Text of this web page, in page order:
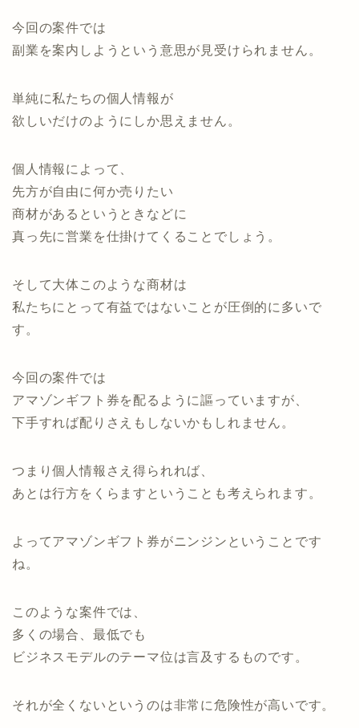
今回の案件では
副業を案内しようという意思が見受けられません。
単純に私たちの個人情報が
欲しいだけのようにしか思えません。
個人情報によって、
先方が自由に何か売りたい
商材があるというときなどに
真っ先に営業を仕掛けてくることでしょう。
そして大体このような商材は
私たちにとって有益ではないことが圧倒的に多いで
す。
今回の案件では
アマゾンギフト券を配るように謳っていますが、
下手すれば配りさえもしないかもしれません。
つまり個人情報さえ得られれば、
あとは行方をくらますということも考えられます。
よってアマゾンギフト券がニンジンということです
ね。
このような案件では、
多くの場合、最低でも
ビジネスモデルのテーマ位は言及するものです。
それが全くないというのは非常に危険性が高いです。